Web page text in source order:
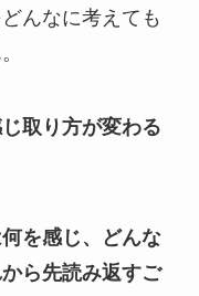
んなに考えても
取り方が変わる
を感じ、どんな
ら先読み返すご